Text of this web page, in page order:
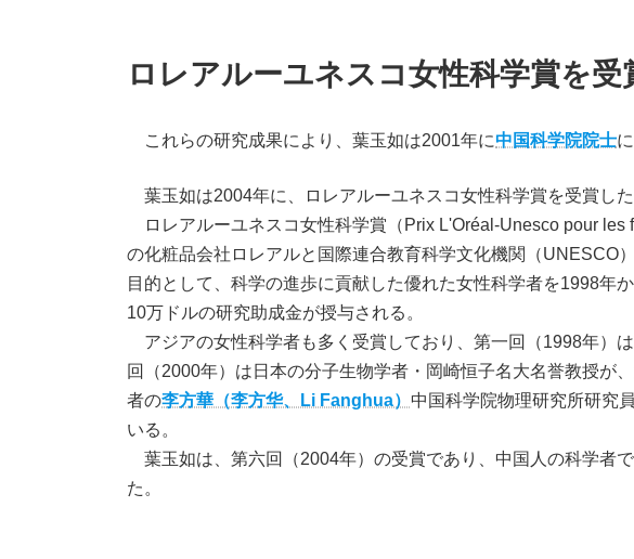
ロレアルーユネスコ女性科学賞を受
これらの研究成果により、葉玉如は2001年に中国科学院院士
葉玉如は2004年に、ロレアルーユネスコ女性科学賞を受賞した
ロレアルーユネスコ女性科学賞（Prix L'Oréal-Unesco pour les
の化粧品会社ロレアルと国際連合教育科学文化機関（UNESCO
目的として、科学の進歩に貢献した優れた女性科学者を1998年
10万ドルの研究助成金が授与される。
アジアの女性科学者も多く受賞しており、第一回（1998年）
回（2000年）は日本の分子生物学者・岡崎恒子名大名誉教授が
者の李方華（李方华、Li Fanghua） 中国科学院物理研究所研究
いる。
葉玉如は、第六回（2004年）の受賞であり、中国人の科学者
た。